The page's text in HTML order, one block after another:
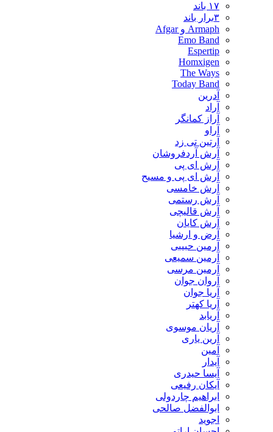
۱۷ باند
۳برار باند
Armaph و Afgar
Emo Band
Espertip
Homxigen
The Ways
Today Band
آدرین
آراد
آراز کمانگر
آراو
آرتین تی زد
آرش آردفروشان
آرش ای پی
آرش ای پی و مسیح
آرش خامسی
آرش رستمی
آرش قالیچی
آرش کایان
​آرض و ارشیا
آرمین حبیبی
آرمین سمیعی
آرمین مرسی
آروان جوان
آریا جوان
آریا کهتر
آریابد
آریان موسوی
آرین یاری
آمین
آیدار
آیسا حیدری
آیکان رفیعی
ابراهیم چاردولی
ابوالفضل صالحی
اجوید